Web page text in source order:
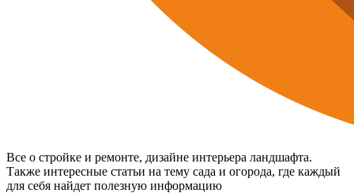
Все о стройке и ремонте, дизайне интерьера ландшафта.
Также интересные статьи на тему сада и огорода, где каждый
для себя найдет полезную информацию